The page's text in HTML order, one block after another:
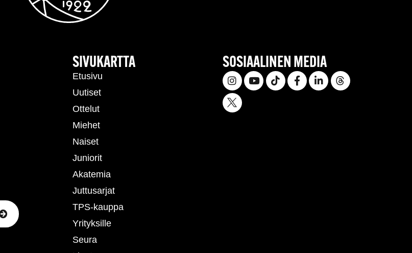
SIVUKARTTA
Etusivu
Uutiset
Ottelut
Miehet
Naiset
Juniorit
Akatemia
Juttusarjat
TPS-kauppa
Yrityksille
Seura
SOSIAALINEN MEDIA